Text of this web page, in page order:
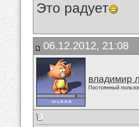
Это радует
06.12.2012, 21:08
владимир
Постоянный